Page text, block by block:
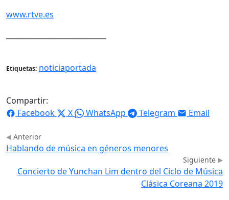
www.rtve.es
Etiquetas: noticiaportada
Compartir:
Facebook
X WhatsApp Telegram Email
Anterior
Hablando de música en géneros menores
Siguiente
Concierto de Yunchan Lim dentro del Ciclo de Música
Clásica Coreana 2019